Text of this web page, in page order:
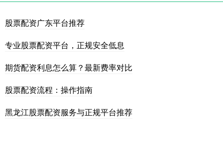
股票配资广东平台推荐
专业股票配资平台，正规安全低息
期货配资利息怎么算？最新费率对比
股票配资流程：操作指南
黑龙江股票配资服务与正规平台推荐